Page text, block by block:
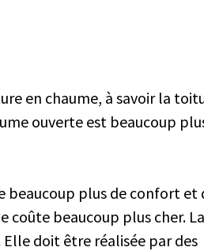
en chaume, à savoir la
ouverte est beaucoup
beaucoup plus de confort et
beaucoup plus cher.
doit être réalisée par des